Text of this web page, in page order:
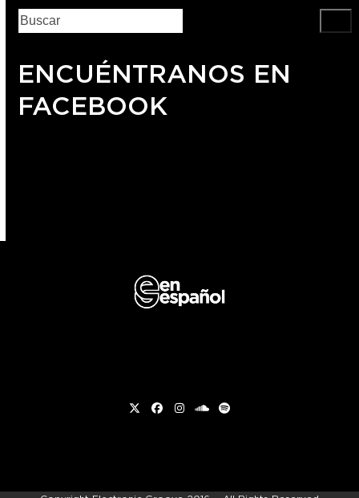
ENCUÉNTRANOS EN
FACEBOOK
TwitterFacebook
Instagram
soundcloud
Spotify